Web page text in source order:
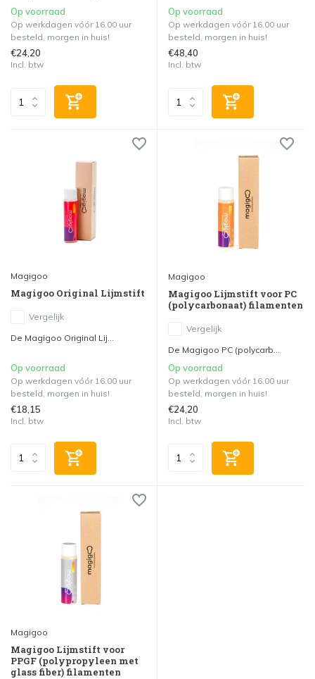
Op voorraad
Op werkdagen vóór 16.00 uur
besteld, morgen in huis!
€24,20
Incl. btw
Op voorraad
Op werkdagen vóór 16.00 uur
besteld, morgen in huis!
€48,40
Incl. btw
Magigoo
Magigoo Original Lijmstift
Vergelijk
De Magigoo Original Lij...
Op voorraad
Op werkdagen vóór 16.00 uur
besteld, morgen in huis!
€18,15
Incl. btw
Magigoo
Magigoo Lijmstift voor PC
(polycarbonaat) filamenten
Vergelijk
De Magigoo PC (polycarb...
Op voorraad
Op werkdagen vóór 16.00 uur
besteld, morgen in huis!
€24,20
Incl. btw
Magigoo
Magigoo Lijmstift voor
PPGF (polypropyleen met
glass fiber) filamenten